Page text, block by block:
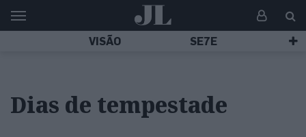
VISÃO SE7E
Dias de tempestade